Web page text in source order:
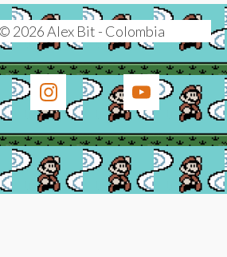
2026 Alex Bit - Colombia